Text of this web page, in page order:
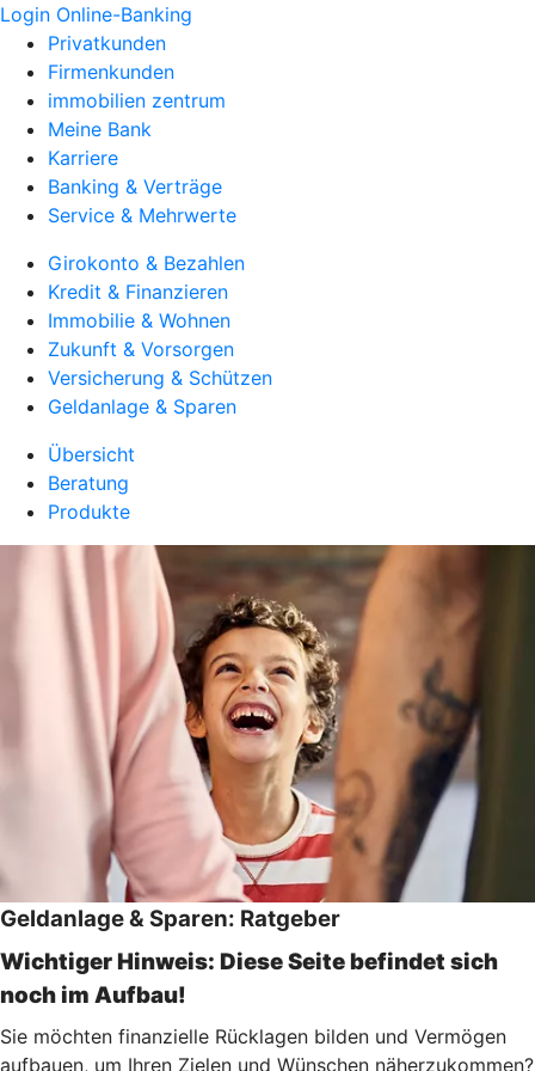
Login Online-Banking
Privatkunden
Firmenkunden
immobilien zentrum
Meine Bank
Karriere
Banking & Verträge
Service & Mehrwerte
Girokonto & Bezahlen
Kredit & Finanzieren
Immobilie & Wohnen
Zukunft & Vorsorgen
Versicherung & Schützen
Geldanlage & Sparen
Übersicht
Beratung
Produkte
Geldanlage & Sparen: Ratgeber
Wichtiger Hinweis: Diese Seite befindet sich
noch im Aufbau!
Sie möchten finanzielle Rücklagen bilden und Vermögen
aufbauen, um Ihren Zielen und Wünschen näherzukommen?